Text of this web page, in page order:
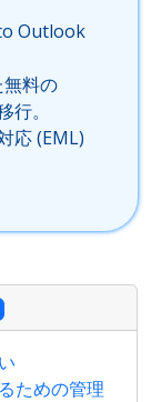
Outlook
料の
。
応 (EML)
ための管理